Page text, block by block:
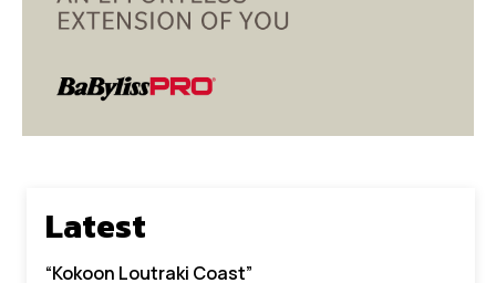
Latest
“Kokoon Loutraki Coast”